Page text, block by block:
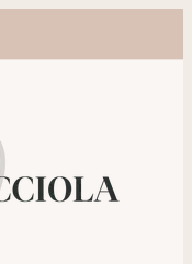
et famille à Orléans